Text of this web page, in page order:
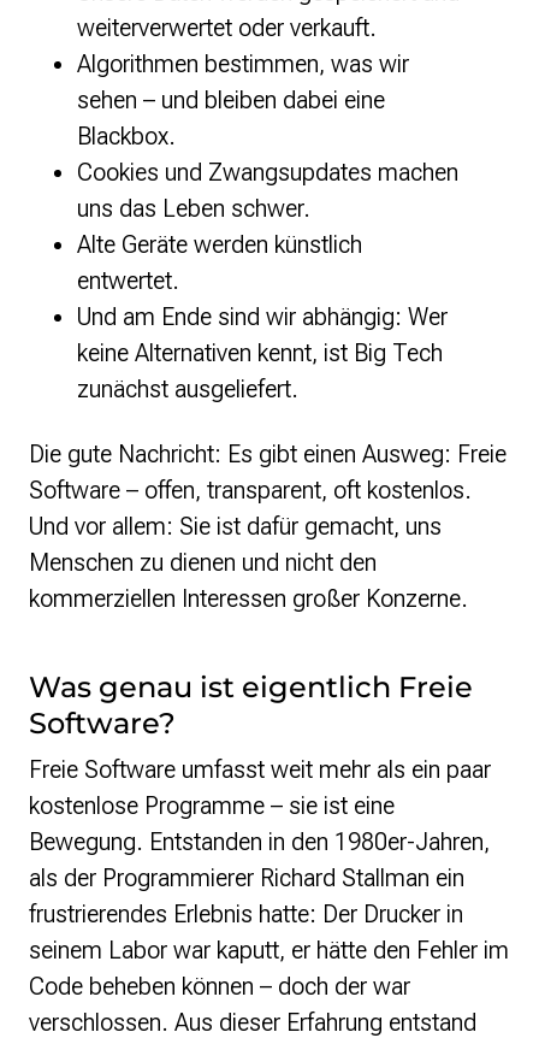
weiterverwertet oder verkauft.
Algorithmen bestimmen, was wir
sehen – und bleiben dabei eine
Blackbox.
Cookies und Zwangsupdates machen
uns das Leben schwer.
Alte Geräte werden künstlich
entwertet.
Und am Ende sind wir abhängig: Wer
keine Alternativen kennt, ist Big Tech
zunächst ausgeliefert.
Die gute Nachricht: Es gibt einen Ausweg: Freie
Software – offen, transparent, oft kostenlos.
Und vor allem: Sie ist dafür gemacht, uns
Menschen zu dienen und nicht den
kommerziellen Interessen großer Konzerne.
Was genau ist eigentlich Freie
Software?
Freie Software umfasst weit mehr als ein paar
kostenlose Programme – sie ist eine
Bewegung. Entstanden in den 1980er-Jahren,
als der Programmierer Richard Stallman ein
frustrierendes Erlebnis hatte: Der Drucker in
seinem Labor war kaputt, er hätte den Fehler im
Code beheben können – doch der war
verschlossen. Aus dieser Erfahrung entstand